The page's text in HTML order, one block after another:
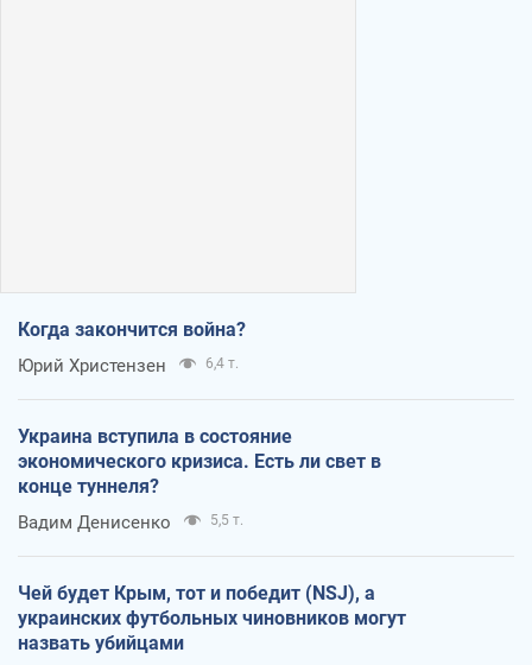
Когда закончится война?
Юрий Христензен 6,4 т.
Украина вступила в состояние
экономического кризиса. Есть ли свет в
конце туннеля?
Вадим Денисенко 5,5 т.
Чей будет Крым, тот и победит (NSJ), а
украинских футбольных чиновников могут
назвать убийцами